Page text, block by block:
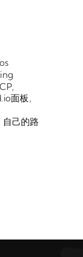
,
面板 ,
自己的路